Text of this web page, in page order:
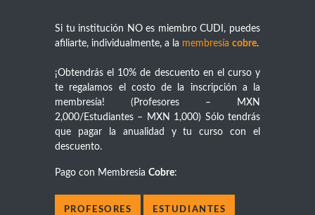
Si tu institución NO es miembro CUDI, puedes
afiliarte, individualmente, a la membresía cobre.
¡Obtendrás el 10% de descuento en el curso y
te regalamos el costo de la inscripción a la
membresía! (Profesores – MXN
2,000/Estudiantes – MXN 1,000) Sólo tendrás
que pagar la anualidad y tu curso con el
descuento.
Pago con Membresia Cobre:
PROFESORES ESTUDIANTES